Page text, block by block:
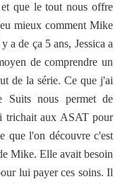
que le tout nous offre
mieux comment Mike
a de ça 5 ans, Jessica a
de comprendre un
de la série. Ce que j'ai
Suits nous permet de
trichait aux ASAT pour
que l'on découvre c'est
Mike. Elle avait besoin
lui payer ces soins. Il